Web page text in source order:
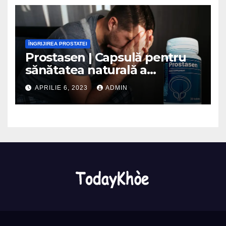
ÎNGRIJIREA PROSTATEI
Prostasen | Capsulă pentru
sănătatea naturală a
prostatei – Opinii 2023
APRILIE 6, 2023 ADMIN